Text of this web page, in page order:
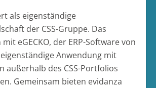
als eigenständige
der CSS-Gruppe. Das
eGECKO, der ERP-Software von
eigenständige Anwendung mit
außerhalb des CSS-Portfolios
Gemeinsam bieten evidanza